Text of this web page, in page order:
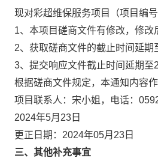
现对彩超维保服务项目（项目编
1、本项目磋商文件有修改，修
2、获取磋商文件的截止时间延
3、提交响应文件截止时间延期
根据磋商文件规定，本通知内容
项目联系人：宋小姐，电话：
2024年5月23日
更正日期：2024年05月23日
三、其他补充事宜